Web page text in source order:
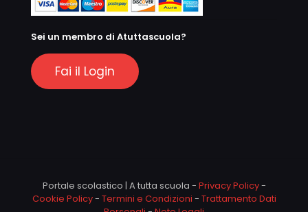
Sei un membro di Atuttascuola?
Fai il Login
Portale scolastico | A tutta scuola - Privacy Policy-
Cookie Policy- Termini e Condizioni - Trattamento Dati